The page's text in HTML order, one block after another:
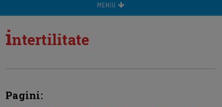
MENIU
intertilitate
Pagini: